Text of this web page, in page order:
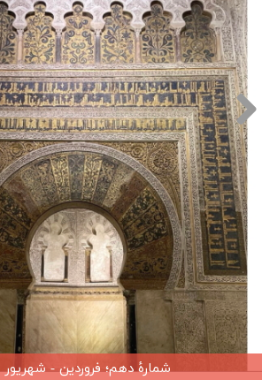
شمارهٔ دهم؛ فروردین - شهریور ۱۴۰۳